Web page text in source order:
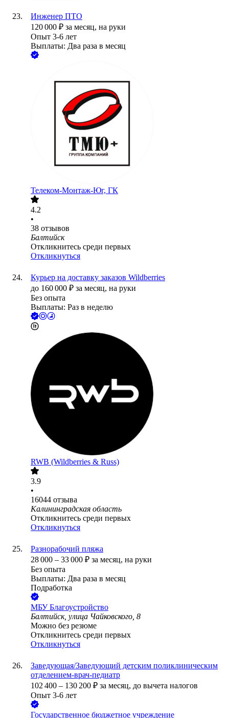
Инженер ПТО
120 000 ₽ за месяц, на руки
Опыт 3-6 лет
Выплаты: Два раза в месяц
Телеком-Монтаж-Юг, ГК
4.2
•
38 отзывов
Балтийск
Откликнитесь среди первых
Откликнуться
Курьер на доставку заказов Wildberries
до 160 000 ₽ за месяц, на руки
Без опыта
Выплаты: Раз в неделю
RWB (Wildberries & Russ)
3.9
•
16044 отзыва
Калининградская область
Откликнитесь среди первых
Откликнуться
Разнорабочий пляжа
28 000 – 33 000 ₽ за месяц, на руки
Без опыта
Выплаты: Два раза в месяц
Подработка
МБУ Благоустройство
Балтийск, улица Чайковского, 8
Можно без резюме
Откликнитесь среди первых
Откликнуться
Заведующая/Заведующий детским поликлиническим
отделением-врач-педиатр
102 400 – 130 200 ₽ за месяц, до вычета налогов
Опыт 3-6 лет
Государственное бюджетное учреждение